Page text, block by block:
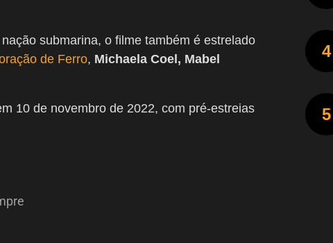
submarina, o filme também é estrelado
de Ferro, Michaela Coel, Mabel
10 de novembro de 2022, com pré-estreias